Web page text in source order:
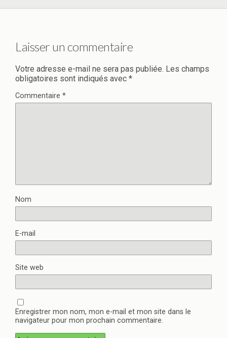
Laisser un commentaire
Votre adresse e-mail ne sera pas publiée. Les champs
obligatoires sont indiqués avec *
Commentaire *
Nom
E-mail
Site web
Enregistrer mon nom, mon e-mail et mon site dans le
navigateur pour mon prochain commentaire.